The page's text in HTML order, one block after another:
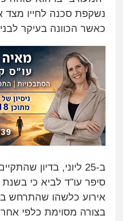
נשקפת סכנה לחייו מצד
כאשר הכוונה בעיקר
ב-25 ליוני, בדיון
אירוע כלשהו שהתרחש
בצורה מסוימת כלפי